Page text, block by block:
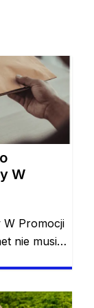
W
W Promocji
nie musi
jest w